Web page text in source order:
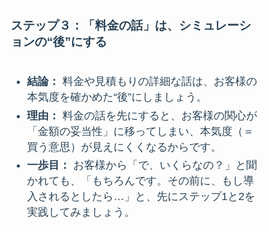
ステップ３：「料金の話」は、シミュレーシ
ョンの“後”にする
結論： 料金や見積もりの詳細な話は、お客様の
本気度を確かめた“後”にしましょう。
理由： 料金の話を先にすると、お客様の関心が
「金額の妥当性」に移ってしまい、本気度（＝
買う意思）が見えにくくなるからです。
一歩目：
お客様から「で、いくらなの？」と聞
かれても、「もちろんです。その前に、もし導
入されるとしたら…」と、先にステップ1と2を
実践してみましょう。